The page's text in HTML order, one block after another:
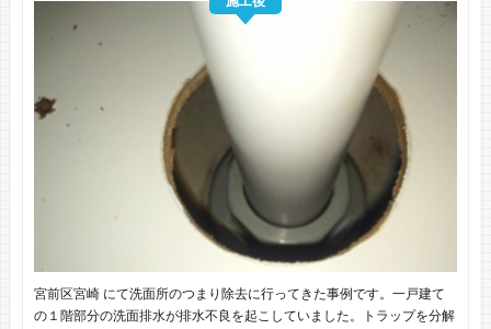
宮前区宮崎 にて洗面所のつまり除去に行ってきた事例です。一戸建て
の１階部分の洗面排水が排水不良を起こしていました。トラップを分解